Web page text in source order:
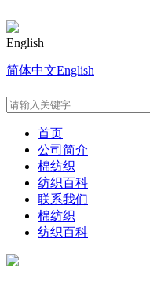
English
简体中文English
首页
公司简介
棉纺织
纺织百科
联系我们
棉纺织
纺织百科